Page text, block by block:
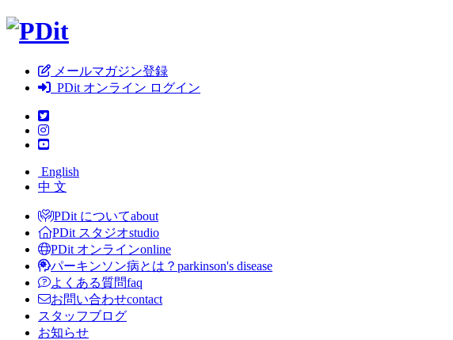
メールマガジン登録
PDit オンライン ログイン
English
中 文
PDit についてabout
PDit スタジオstudio
PDit オンラインonline
パーキンソン病とは？ parkinson's disease
よくある質問faq
お問い合わせcontact
スタッフブログ
お知らせ